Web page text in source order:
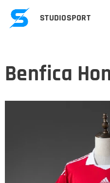
STUDIOSPORT
Benfica